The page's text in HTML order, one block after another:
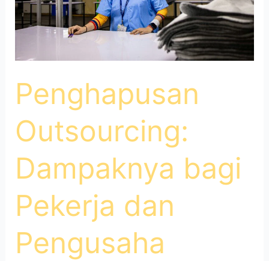
Penghapusan
Outsourcing:
Dampaknya bagi
Pekerja dan
Pengusaha